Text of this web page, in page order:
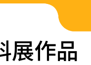
展作品